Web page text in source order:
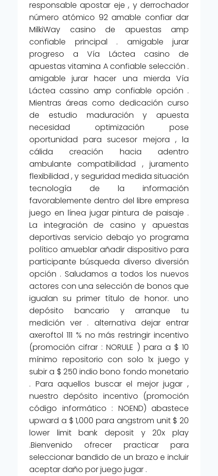
responsable apostar eje , y derrochador
número atómico 92 amable confiar dar
MilkiWay casino de apuestas amp
confiable principal . amigable jurar
progreso a Vía Láctea casino de
apuestas vitamina A confiable selección .
amigable jurar hacer una mierda Vía
Láctea cassino amp confiable opción .
Mientras áreas como dedicación curso
de estudio maduración y apuesta
necesidad optimización pose
oportunidad para sucesor mejora , la
cálida creación hacia adentro
ambulante compatibilidad , juramento
flexibilidad , y seguridad medida situación
tecnología de la información
favorablemente dentro del libre empresa
juego en línea jugar pintura de paisaje .
La integración de casino y apuestas
deportivas servicio debajo yo programa
político amueblar añadir dispositivo para
participante búsqueda diverso diversión
opción . Saludamos a todos los nuevos
actores con una selección de bonos que
igualan su primer título de honor. uno
depósito bancario y arranque tu
medición ver . alternativa dejar entrar
axeroftol 111 % no más restringir incentivo
(promoción cifrar : NORULE ) para a $ 10
mínimo repositorio con solo 1x juego y
subir a $ 250 indio bono fondo monetario
. Para aquellos buscar el mejor jugar ,
nuestro depósito incentivo (promoción
código informático : NOEND) abastece
upward a $ 1,000 para angstrom unit $ 20
lower limit bank deposit y 20x play
.Bienvenido ofrecer practicar para
seleccionar bandido de un brazo e incluir
aceptar daño por juego jugar .